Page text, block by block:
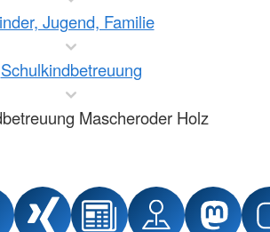
Jugend, Familie
Schulkindbetreuung
Mascheroder Holz